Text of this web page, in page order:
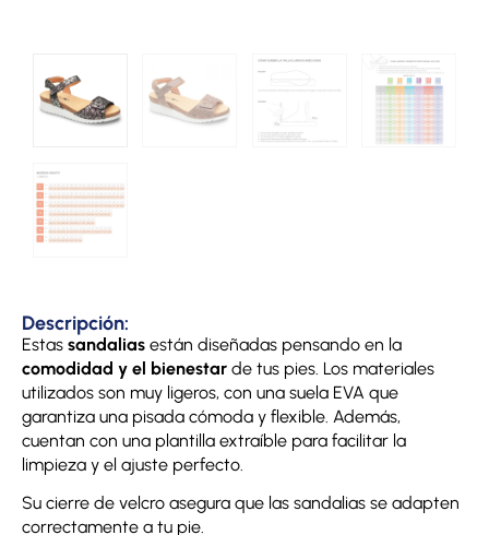
Descripción:
Estas sandalias están diseñadas pensando en la
comodidad y el bienestar de tus pies. Los materiales
utilizados son muy ligeros, con una suela EVA que
garantiza una pisada cómoda y flexible. Además,
cuentan con una plantilla extraíble para facilitar la
limpieza y el ajuste perfecto.
Su cierre de velcro asegura que las sandalias se adapten
correctamente a tu pie.